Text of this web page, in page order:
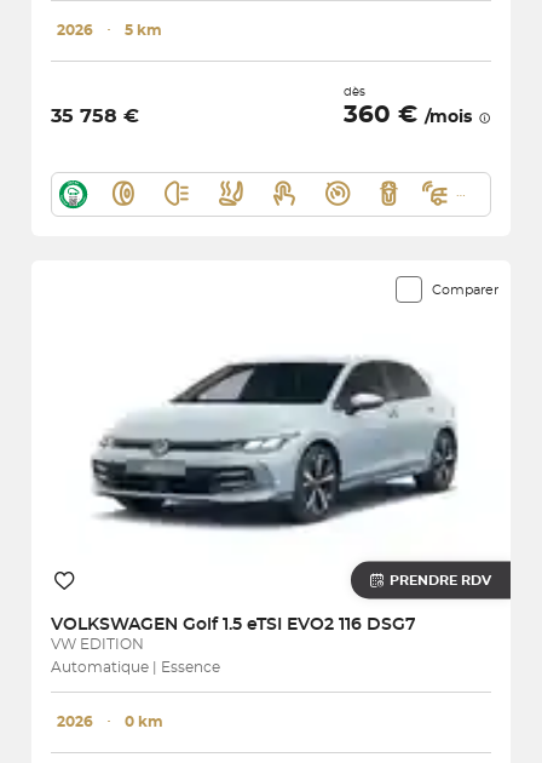
2026 ･ 5 km
35 758 €
dès
360 € /mois
Comparer
PRENDRE RDV
VOLKSWAGEN Golf 1.5 eTSI EVO2 116 DSG7
VW EDITION
Automatique | Essence
2026 ･ 0 km